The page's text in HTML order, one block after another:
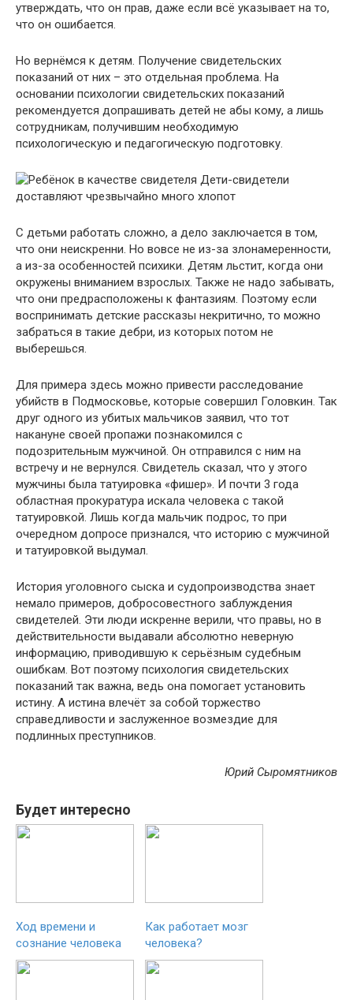
утверждать, что он прав, даже если всё указывает на то,
что он ошибается.
Но вернёмся к детям. Получение свидетельских
показаний от них – это отдельная проблема. На
основании психологии свидетельских показаний
рекомендуется допрашивать детей не абы кому, а лишь
сотрудникам, получившим необходимую
психологическую и педагогическую подготовку.
Дети-свидетели
доставляют чрезвычайно много хлопот
С детьми работать сложно, а дело заключается в том,
что они неискренни. Но вовсе не из-за злонамеренности,
а из-за особенностей психики. Детям льстит, когда они
окружены вниманием взрослых. Также не надо забывать,
что они предрасположены к фантазиям. Поэтому если
воспринимать детские рассказы некритично, то можно
забраться в такие дебри, из которых потом не
выберешься.
Для примера здесь можно привести расследование
убийств в Подмосковье, которые совершил Головкин. Так
друг одного из убитых мальчиков заявил, что тот
накануне своей пропажи познакомился с
подозрительным мужчиной. Он отправился с ним на
встречу и не вернулся. Свидетель сказал, что у этого
мужчины была татуировка «фишер». И почти 3 года
областная прокуратура искала человека с такой
татуировкой. Лишь когда мальчик подрос, то при
очередном допросе признался, что историю с мужчиной
и татуировкой выдумал.
История уголовного сыска и судопроизводства знает
немало примеров, добросовестного заблуждения
свидетелей. Эти люди искренне верили, что правы, но в
действительности выдавали абсолютно неверную
информацию, приводившую к серьёзным судебным
ошибкам. Вот поэтому психология свидетельских
показаний так важна, ведь она помогает установить
истину. А истина влечёт за собой торжество
справедливости и заслуженное возмездие для
подлинных преступников.
Юрий Сыромятников
Будет интересно
Ход времени и
сознание человека
Как работает мозг
человека?